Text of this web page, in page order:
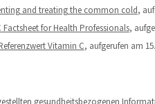
and treating the common cold,
for Health Professionals,
Vitamin C, aufgerufen am